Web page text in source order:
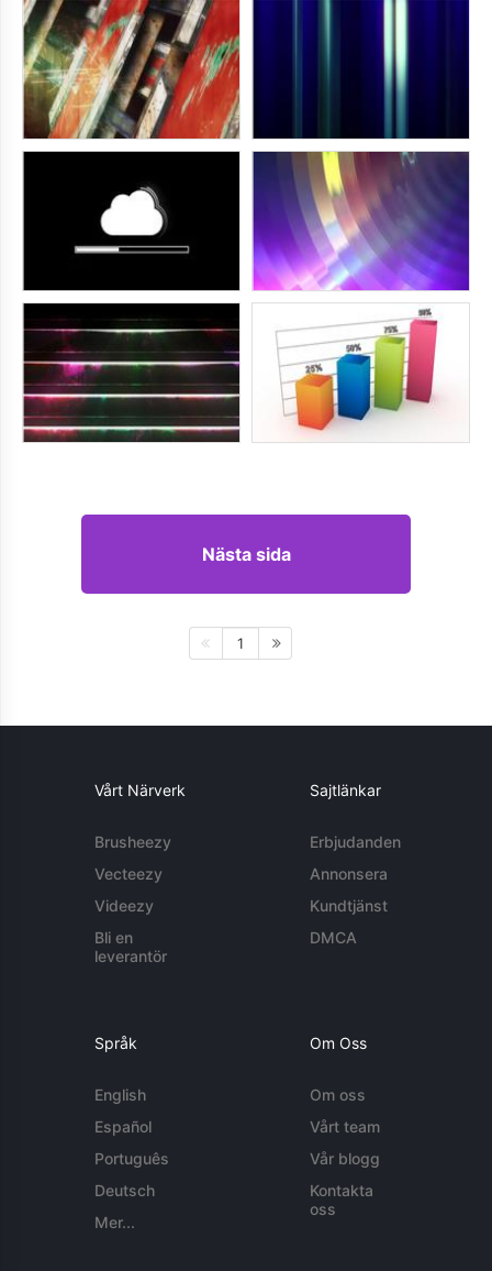
Nästa sida
1
Vårt Närverk
Brusheezy
Vecteezy
Videezy
Bli en
leverantör
Sajtlänkar
Erbjudanden
Annonsera
Kundtjänst
DMCA
Språk
English
Español
Português
Deutsch
Mer...
Om Oss
Om oss
Vårt team
Vår blogg
Kontakta
oss